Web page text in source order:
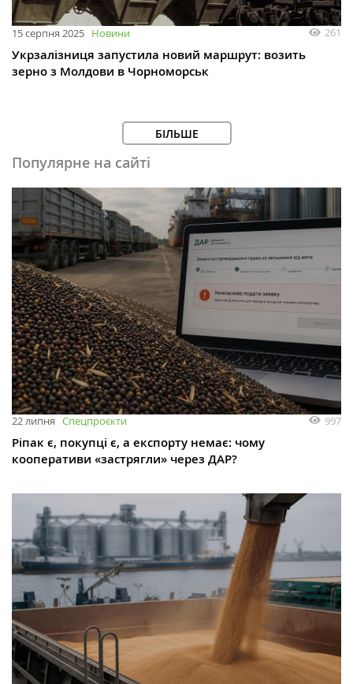
15 серпня 2025 Новини 261
Укрзалізниця запустила новий маршрут: возить
зерно з Молдови в Чорноморськ
БІЛЬШЕ
Популярне на сайті
22 липня Спецпроєкти 997
Ріпак є, покупці є, а експорту немає: чому
кооперативи «застрягли» через ДАР?